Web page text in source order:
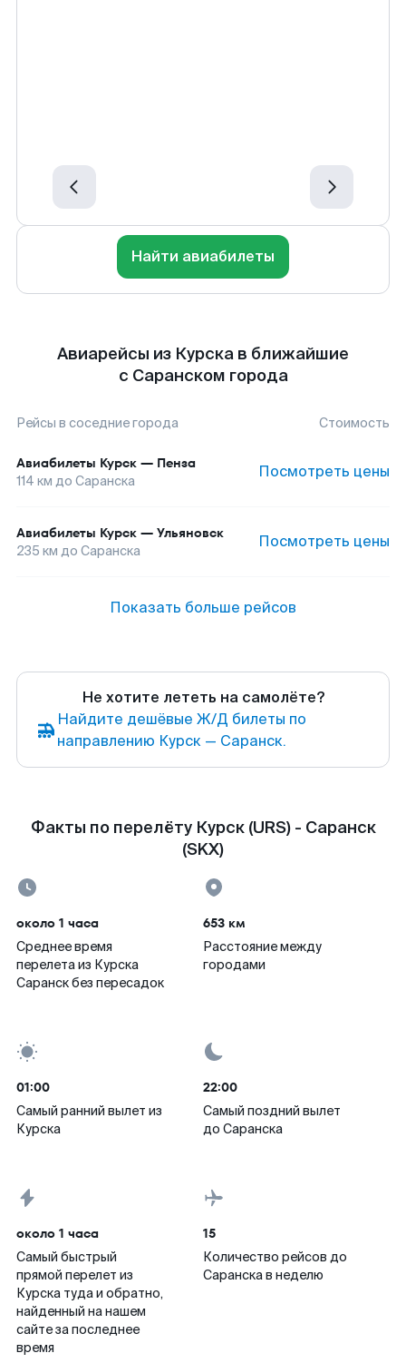
Найти авиабилеты
Авиарейсы из Курска в ближайшие
с Саранском города
Рейсы в соседние города Стоимость
Авиабилеты Курск — Пенза
114 км до Саранска Посмотреть цены
Авиабилеты Курск — Ульяновск
235 км до Саранска Посмотреть цены
Показать больше рейсов
Не хотите лететь на самолёте?
Найдите дешёвые Ж/Д билеты по
направлению Курск — Саранск.
Факты по перелёту Курск (URS) - Саранск
(SKX)
около 1 часа
Среднее время
перелета из Курска
Саранск без пересадок
653 км
Расстояние между
городами
01:00
Самый ранний вылет из
Курска
22:00
Самый поздний вылет
до Саранска
около 1 часа
Самый быстрый
прямой перелет из
Курска туда и обратно,
найденный на нашем
сайте за последнее
время
15
Количество рейсов до
Саранска в неделю